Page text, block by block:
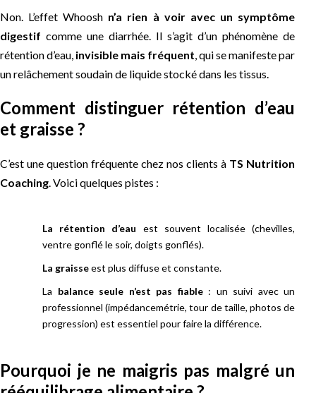
Non. L’effet Whoosh n’a rien à voir avec un symptôme
digestif comme une diarrhée. Il s’agit d’un phénomène de
rétention d’eau, invisible mais fréquent , qui se manifeste par
un relâchement soudain de liquide stocké dans les tissus.
Comment distinguer rétention d’eau
et graisse ?
C’est une question fréquente chez nos clients à TS Nutrition
Coaching . Voici quelques pistes :
La rétention d’eau est souvent localisée (chevilles,
ventre gonflé le soir, doigts gonflés).
La graisseest plus diffuse et constante.
La balance seule n’est pas fiable: un suivi avec un
professionnel (impédancemétrie, tour de taille, photos de
progression) est essentiel pour faire la différence.
Pourquoi je ne maigris pas malgré un